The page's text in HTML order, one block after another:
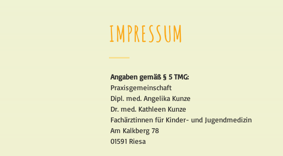
IMPRESSUM
Angaben gemäß § 5 TMG:
Praxisgemeinschaft
Dipl. med. Angelika Kunze
Dr. med. Kathleen Kunze
Fachärztinnen für Kinder- und Jugendmedizin
Am Kalkberg 78
01591 Riesa